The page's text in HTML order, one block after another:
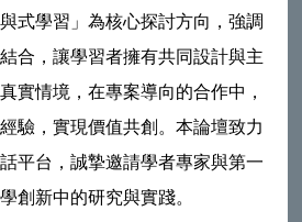
式學習」為核心探討方向，強調
合，讓學習者擁有共同設計與主
實情境，在專案導向的合作中，
驗，實現價值共創。本論壇致力
平台，誠摯邀請學者專家與第一
創新中的研究與實踐。